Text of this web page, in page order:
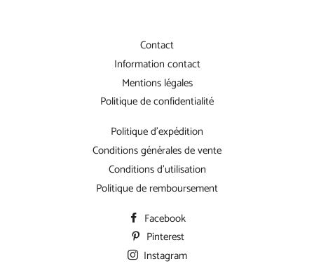
Contact
Information contact
Mentions légales
Politique de confidentialité
Politique d'expédition
Conditions générales de vente
Conditions d'utilisation
Politique de remboursement
Facebook
Pinterest
Instagram